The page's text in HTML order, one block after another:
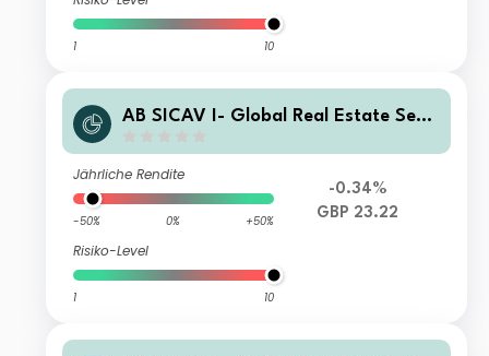
1 10
AB SICAV I- Global Real Estate Secu
Jährliche Rendite
-50% 0% +50%
Risiko-Level
1 10
-0.34%
GBP 23.22